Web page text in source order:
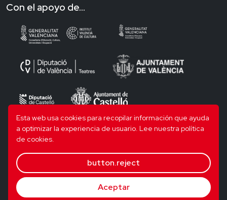
Esta web usa cookies para recopilar información que ayuda
a optimizar la experiencia de usuario. Lee nuestra política
de cookies.
button.reject
Aceptar
Con el apoyo de...